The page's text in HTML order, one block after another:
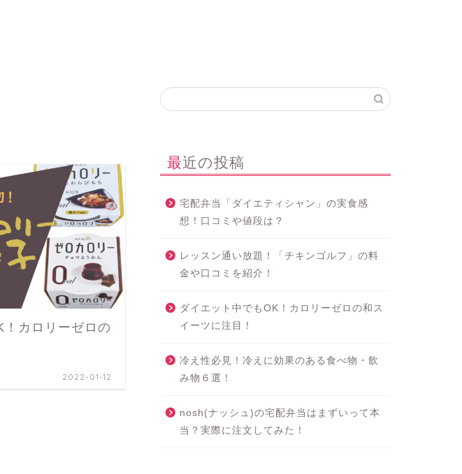
カロリーゼロの
2022-01-12
最近の投稿
宅配弁当「ダイエティシャン」の実食感
想！口コミや値段は？
レッスン通い放題！「チキンゴルフ」の料
金や口コミを紹介！
ダイエット中でもOK！カロリーゼロの和ス
イーツに注目！
冷え性必見！冷えに効果のある食べ物・飲
み物６選！
nosh(ナッシュ)の宅配弁当はまずいって本
当？実際に注文してみた！